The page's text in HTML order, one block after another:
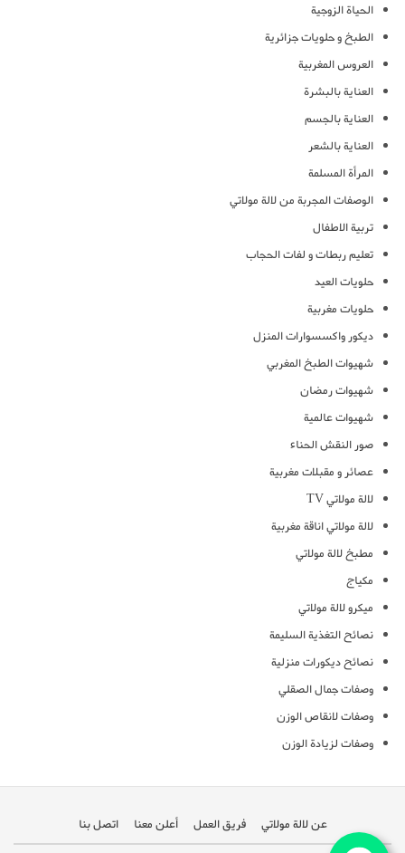
الحياة الزوجية
الطبخ و حلويات جزائرية
العروس المغربية
العناية بالبشرة
العناية بالجسم
العناية بالشعر
المرأة المسلمة
الوصفات المجربة من لالة مولاتي
تربية الاطفال
تعليم ربطات و لفات الحجاب
حلويات العيد
حلويات مغربية
ديكور واكسسوارات المنزل
شهيوات الطبخ المغربي
شهيوات رمضان
شهيوات عالمية
صور النقش الحناء
عصائر و مقبلات مغربية
لالة مولاتي TV
لالة مولاتي اناقة مغربية
مطبخ لالة مولاتي
مكياج
ميكرو لالة مولاتي
نصائح التغذية السليمة
نصائح ديكورات منزلية
وصفات جمال الصقلي
وصفات لانقاص الوزن
وصفات لزيادة الوزن
عن لالة مولاتي فريق العمل أعلن معنا اتصل بنا